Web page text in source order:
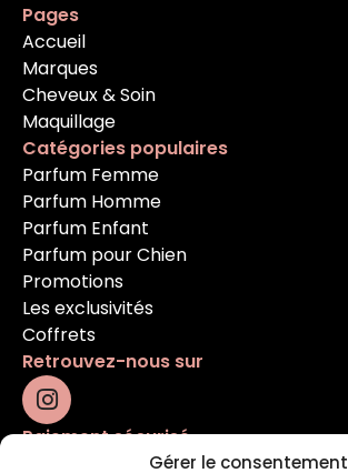
Gérer le consentement
Pages
Accueil
Marques
Cheveux & Soin
Maquillage
Catégories populaires
Parfum Femme
Parfum Homme
Parfum Enfant
Parfum pour Chien
Promotions
Les exclusivités
Coffrets
Retrouvez-nous sur
Paiement sécurisé